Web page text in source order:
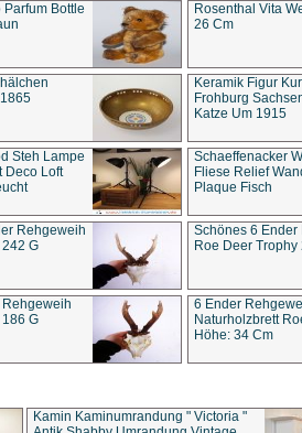
Bottle
Rosenthal Vita
26 Cm
Keramik Figur
Frohburg
Katze Um 1915
Steh Lampe
Deco Loft
Schaeffenacker
Fliese Relief
Plaque Fisch
Rehgeweih
G
Schönes 6 Ender
Roe Deer Trophy
G
6 Ender
Naturholzbrett
Höhe: 34 Cm
Kamin Kaminumrandung " Victoria "